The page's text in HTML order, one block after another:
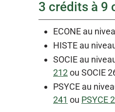
3 crédits à 9
ECONE au
HISTE au
SOCIE au
212ou SOCIE
PSYCE au
241 ou PSYCE